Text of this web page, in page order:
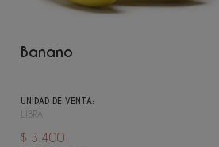
Banano
UNIDAD DE VENTA:
LIBRA
$ 3.400